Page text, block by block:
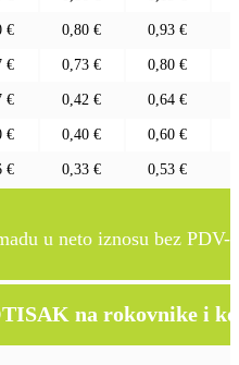
€ 0,80 € 0,93 €
€ 0,73 € 0,80 €
€ 0,42 € 0,64 €
€ 0,40 € 0,60 €
€ 0,33 € 0,53 €
u neto iznosu bez PDV-
na rokovnike i